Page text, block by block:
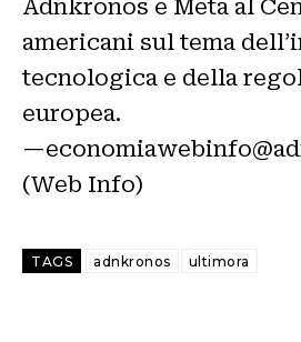
Adnkronos e Meta al
americani sul tema
tecnologica e della
europea.
(Web Info)
TAGS adnkronos ultimora